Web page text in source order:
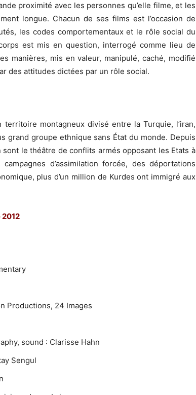
proximité avec les personnes qu’elle filme, et les
longue. Chacun de ses films est l’occasion de
les codes comportementaux et le rôle social du
est mis en question, interrogé comme lieu de
manières, mis en valeur, manipulé, caché, modifié
des attitudes dictées par un rôle social.
montagneux divisé entre la Turquie, l’iran,
grand groupe ethnique sans État du monde. Depuis
le théâtre de conflits armés opposant les Etats à
d’assimilation forcée, des déportations
plus d’un million de Kurdes ont immigré aux
Productions, 24 Images
sound : Clarisse Hahn
Sengul